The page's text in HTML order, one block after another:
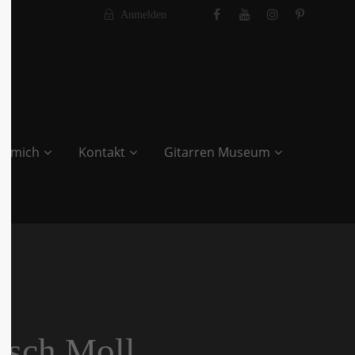
Anmelden
mich Kontakt Gitarren Museum